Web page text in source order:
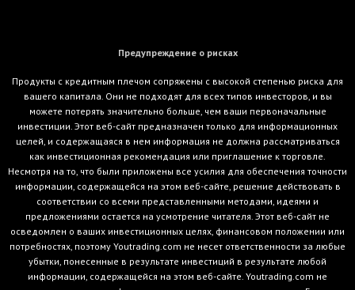
Предупреждение о рисках
Продукты с кредитным плечом сопряжены с высокой степенью риска для
вашего капитала. Они не подходят для всех типов инвесторов, и вы
можете потерять значительно больше, чем ваши первоначальные
инвестиции. Этот веб-сайт предназначен только для информационных
целей, и содержащаяся в нем информация не должна рассматриваться
как инвестиционная рекомендация или приглашение к торговле.
Несмотря на то, что были приложены все усилия для обеспечения точности
информации, содержащейся на этом веб-сайте, решение действовать в
соответствии со всеми представленными методами, идеями и
предложениями остается на усмотрение читателя. Этот веб-сайт не
осведомлен о ваших инвестиционных целях, финансовом положении или
потребностях, поэтому Youtrading.com не несет ответственности за любые
убытки, понесенные в результате инвестиций в результате любой
информации, содержащейся на этом веб-сайте. Youtrading.com не